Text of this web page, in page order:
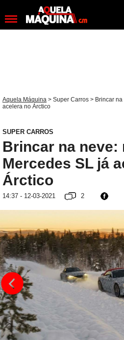
Aquela Máquina > Super Carros > Brincar
acelera no Árctico
SUPER CARROS
Brincar na neve:
Mercedes SL já
Árctico
14:37 - 12-03-2021 2